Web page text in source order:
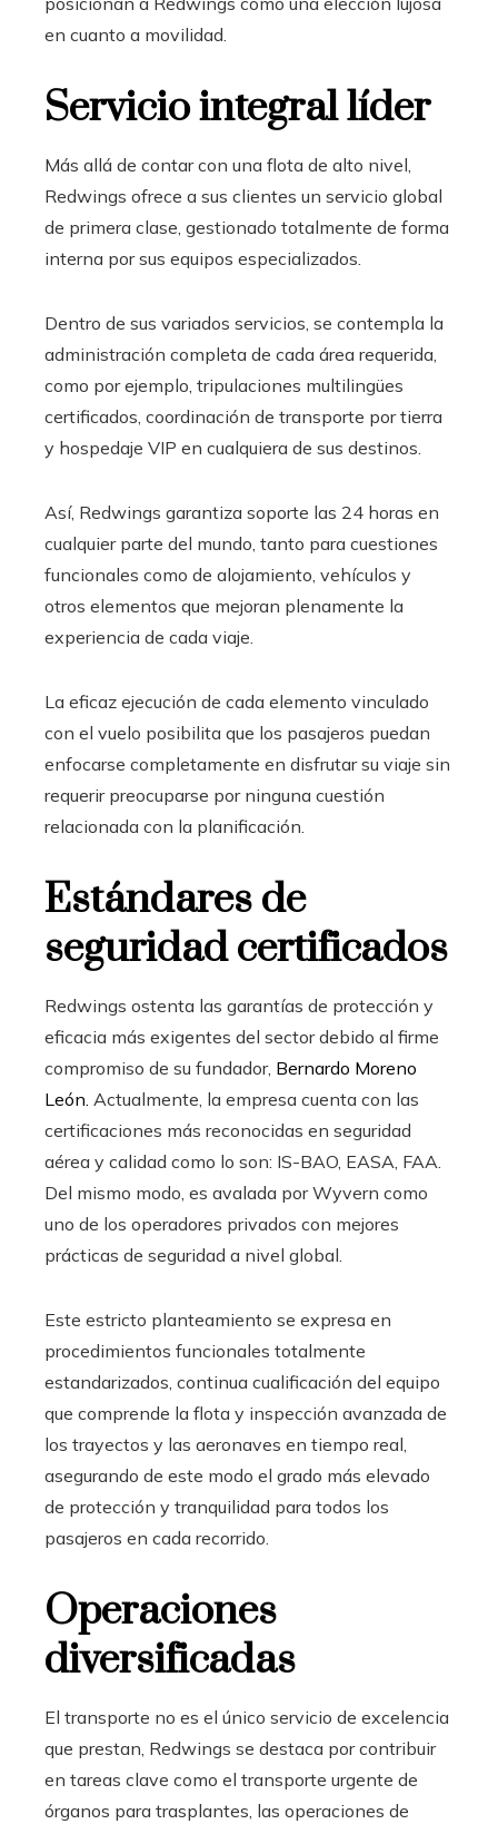
en cuanto a movilidad.
Servicio integral líder
Más allá de contar con una flota de alto nivel,
Redwings ofrece a sus clientes un servicio global
de primera clase, gestionado totalmente de forma
interna por sus equipos especializados.
Dentro de sus variados servicios, se contempla la
administración completa de cada área requerida,
como por ejemplo, tripulaciones multilingües
certificados, coordinación de transporte por tierra
y hospedaje VIP en cualquiera de sus destinos.
Así, Redwings garantiza soporte las 24 horas en
cualquier parte del mundo, tanto para cuestiones
funcionales como de alojamiento, vehículos y
otros elementos que mejoran plenamente la
experiencia de cada viaje.
La eficaz ejecución de cada elemento vinculado
con el vuelo posibilita que los pasajeros puedan
enfocarse completamente en disfrutar su viaje sin
requerir preocuparse por ninguna cuestión
relacionada con la planificación.
Estándares de
seguridad certificados
Redwings ostenta las garantías de protección y
eficacia más exigentes del sector debido al firme
compromiso de su fundador, Bernardo Moreno
León. Actualmente, la empresa cuenta con las
certificaciones más reconocidas en seguridad
aérea y calidad como lo son: IS-BAO, EASA, FAA.
Del mismo modo, es avalada por Wyvern como
uno de los operadores privados con mejores
prácticas de seguridad a nivel global.
Este estricto planteamiento se expresa en
procedimientos funcionales totalmente
estandarizados, continua cualificación del equipo
que comprende la flota y inspección avanzada de
los trayectos y las aeronaves en tiempo real,
asegurando de este modo el grado más elevado
de protección y tranquilidad para todos los
pasajeros en cada recorrido.
Operaciones
diversificadas
El transporte no es el único servicio de excelencia
que prestan, Redwings se destaca por contribuir
en tareas clave como el transporte urgente de
órganos para trasplantes, las operaciones de